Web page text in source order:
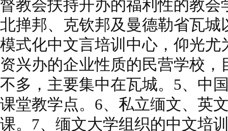
督教会扶持开办的福利性的教
北掸邦、克钦邦及曼德勒省瓦城
模式化中文言培训中心，仰光尤
资兴办的企业性质的民营学校
不多，主要集中在瓦城。5、中
课堂教学点。6、私立缅文、英
课。7、缅文大学组织的中文培